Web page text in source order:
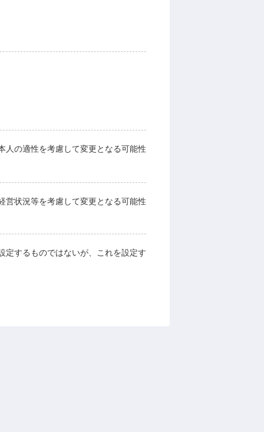
人の適性を考慮して変更となる可能性
営状況等を考慮して変更となる可能性
定するものではないが、これを設定す